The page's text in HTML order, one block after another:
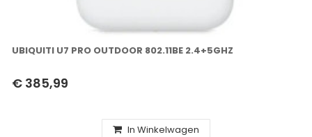
UBIQUITI U7 PRO OUTDOOR 802.11BE 2.4+5GHZ
€ 385,99
In Winkelwagen